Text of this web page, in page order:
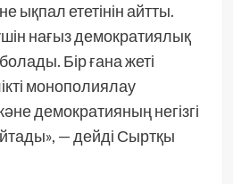
ықпал ететінін айтты.
нағыз демократиялық
Бір ғана жеті
монополиялау
демократияның негізгі
— дейді Сыртқы